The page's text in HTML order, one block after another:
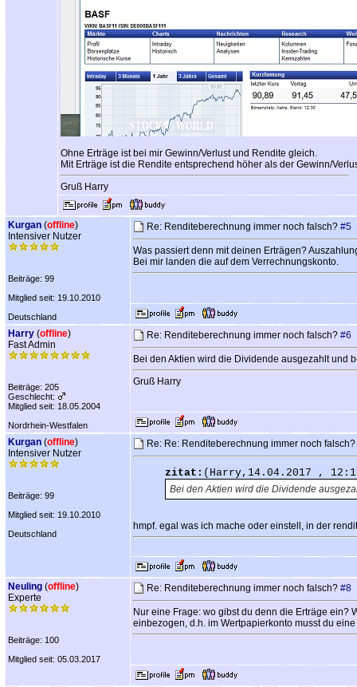
Ohne Erträge ist bei mir Gewinn/Verlust und Rendite gleich.
Mit Erträge ist die Rendite entsprechend höher als der Gewinn/
Gruß Harry
Kurgan (offline)
Intensiver Nutzer
Beiträge: 99
Mitglied seit: 19.10.2010
Deutschland
Re: Renditeberechnung immer noch falsch? #5
Was passiert denn mit deinen Erträgen?
Bei mir landen die auf dem Verrechnungskonto.
Harry (offline)
Fast Admin
Beiträge: 205
Geschlecht:
Mitglied seit: 18.05.2004
Nordrhein-Westfalen
Re: Renditeberechnung immer noch falsch? #6
Bei den Aktien wird die Dividende ausgezahlt und
Gruß Harry
Kurgan (offline)
Intensiver Nutzer
Beiträge: 99
Mitglied seit: 19.10.2010
Deutschland
Re: Re: Renditeberechnung immer noch falsch?
zitat: (Harry,14.04.2017 ,
Bei den Aktien wird die Dividende
hmpf. egal was ich mache oder einstell, in der
Neuling (offline)
Experte
Beiträge: 100
Mitglied seit: 05.03.2017
Re: Renditeberechnung immer noch falsch? #8
Nur eine Frage: wo gibst du denn die Erträge ein?
einbezogen, d.h. im Wertpapierkonto musst du